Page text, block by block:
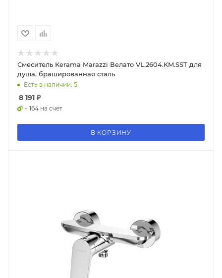
Смеситель Kerama Marazzi Велато VL.2604.KM.SST для
душа, брашированная сталь
Есть в наличии: 5
8 191 ₽
+ 164 на счет
В КОРЗИНУ